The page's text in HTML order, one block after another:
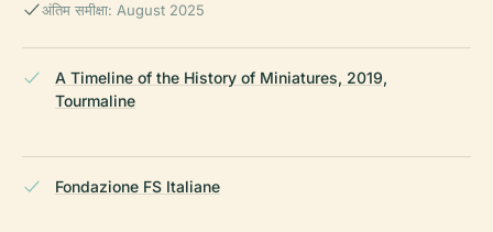
अंतिम समीक्षा: August 2025
A Timeline of the History of Miniatures, 2019,
Tourmaline
Fondazione FS Italiane